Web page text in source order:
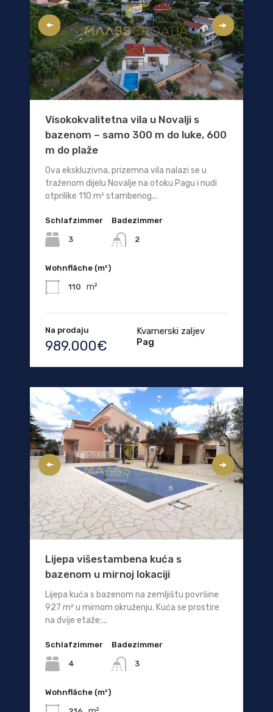
Visokokvalitetna vila u Novalji s
bazenom – samo 300 m do luke, 600
m do plaže
Ova ekskluzivna, prizemna vila nalazi se u
traženom dijelu Novalje na otoku Pagu i nudi
otprilike 110 m² stambenog...
Schlafzimmer
3
Badezimmer
2
Wohnfläche (m²)
110 m²
Na prodaju
989.000€
Kvarnerski zaljev
Pag
Lijepa višestambena kuća s
bazenom u mirnoj lokaciji
Lijepa kuća s bazenom na zemljištu površine
927 m² u mirnom okruženju. Kuća se prostire
na dvije etaže:...
Schlafzimmer
4
Badezimmer
3
Wohnfläche (m²)